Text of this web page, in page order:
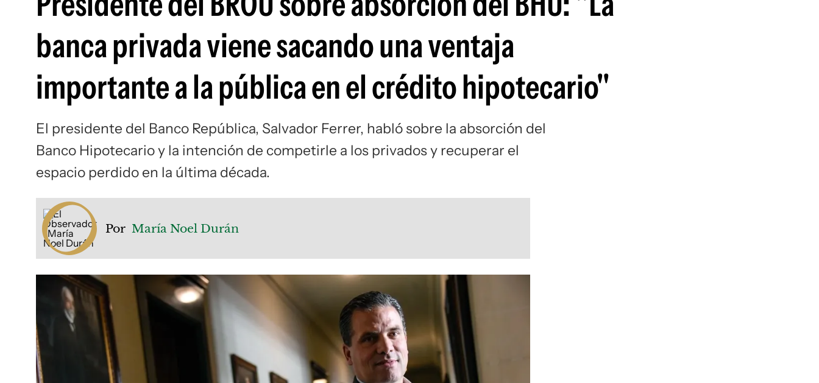
banca privada viene sacando una ventaja
importante a la pública en el crédito hipotecario"
El presidente del Banco República, Salvador Ferrer, habló sobre la absorción del
Banco Hipotecario y la intención de competirle a los privados y recuperar el
espacio perdido en la última década.
Por María Noel Durán